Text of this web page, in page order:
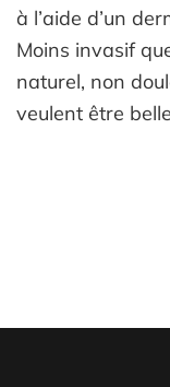
à l’aide d’un
Moins invasif
naturel, non
veulent être